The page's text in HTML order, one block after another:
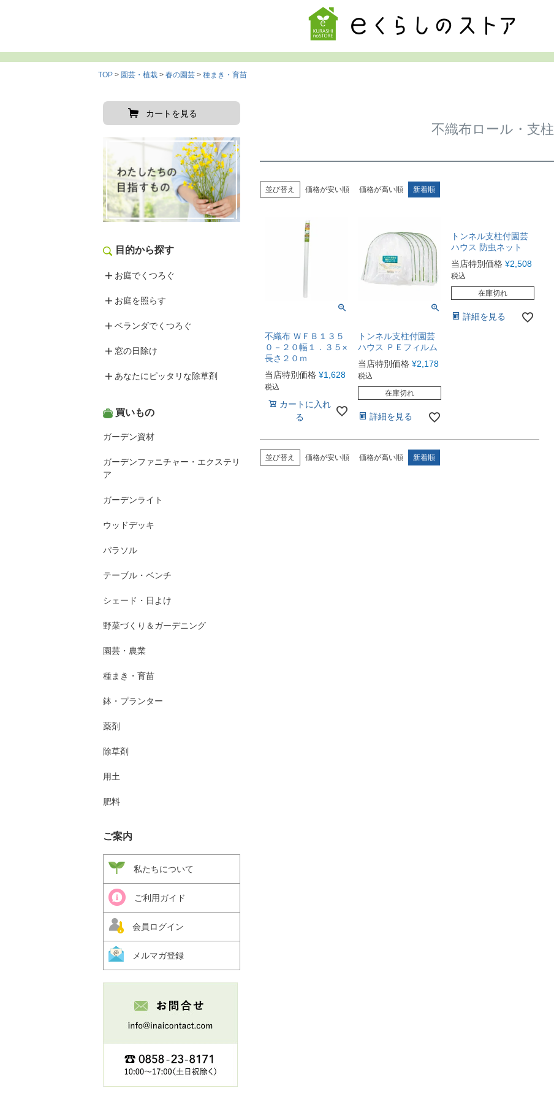
検索
TOP 園芸・植栽 春の園芸 種まき・育苗
カートを見る
目的から探す
お庭でくつろぐ
お庭を照らす
ベランダでくつろぐ
窓の日除け
あなたにピッタリな除草剤
買いもの
ガーデン資材
ガーデンファニチャー・エクステリ
ア
ガーデンライト
ウッドデッキ
パラソル
テーブル・ベンチ
シェード・日よけ
野菜づくり＆ガーデニング
園芸・農業
種まき・育苗
鉢・プランター
薬剤
除草剤
用土
肥料
ご案内
私たちについて
ご利用ガイド
会員ログイン
メルマガ登録
不織布ロール・支柱
並び替え 価格が安い順 価格が高い順 新着順
不織布 ＷＦＢ１３５
０－２０幅１．３５×
長さ２０ｍ
当店特別価格 ¥1,628
税込
カートに入れ
る
トンネル支柱付園芸
ハウス ＰＥフィルム
当店特別価格 ¥2,178
税込
在庫切れ
詳細を見る
トンネル支柱付園芸
ハウス 防虫ネット
当店特別価格 ¥2,508
税込
在庫切れ
詳細を見る
並び替え 価格が安い順 価格が高い順 新着順